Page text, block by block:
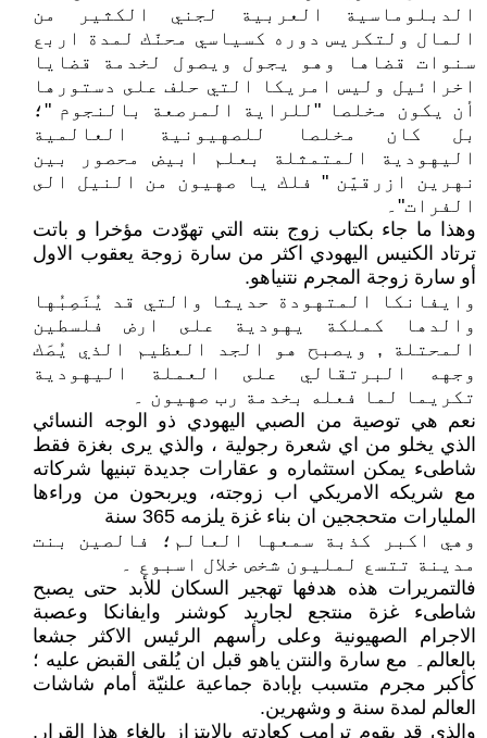
الدبلوماسية العربية لجني الكثير من
المال ولتكريس دوره كسياسي محنّك لمدة اربع
سنوات قضاها وهو يجول ويصول لخدمة قضايا
اخرائيل وليس امريكا التي حلف على دستورها
أن يكون مخلصا "للراية المرصعة بالنجوم "؛
بل كان مخلصا للصهيونية العالمية
اليهودية المتمثلة بعلم ابيض محصور بين
نهرين ازرقيّن " فلك يا صهيون من النيل الى
الفرات"۔
وهذا ما جاء بكتاب زوج بنته التي تهوّدت مؤخرا و باتت
ترتاد الكنيس اليهودي اكثر من سارة زوجة يعقوب الاول
أو سارة زوجة المجرم نتنياهو.
وايفانكا المتهودة حديثا والتي قد يُنَصِبُها
والدها كملكة يهودية على ارض فلسطين
المحتلة , ويصبح هو الجد العظيم الذي يُصَك
وجهه البرتقالي على العملة اليهودية
تكريما لما فعله بخدمة رب صهيون ۔
نعم هي توصية من الصبي اليهودي ذو الوجه النسائي
الذي يخلو من اي شعرة رجولية ، والذي يرى بغزة فقط
شاطىء يمكن استثماره و عقارات جديدة تبنيها شركاته
مع شريكه الامريكي اب زوجته، ويربحون من وراءها
المليارات متحججين ان بناء غزة يلزمه 365 سنة
وهي اكبر كذبة سمعها العالم؛ فالصين بنت
مدينة تتسع لمليون شخص خلال اسبوع ۔
فالتمريرات هذه هدفها تهجير السكان للأبد حتى يصبح
شاطىء غزة منتجع لجاريد كوشنر وايفانكا وعصبة
الاجرام الصهيونية وعلى رأسهم الرئيس الاكثر جشعا
بالعالم۔ مع سارة والنتن ياهو قبل ان يُلقى القبض عليه ؛
كأكبر مجرم متسبب بإبادة جماعية علنيّة أمام شاشات
العالم لمدة سنة و وشهرين.
والذي قد يقوم ترامب كعادته بالابتزاز بإلغاء هذا القرار,